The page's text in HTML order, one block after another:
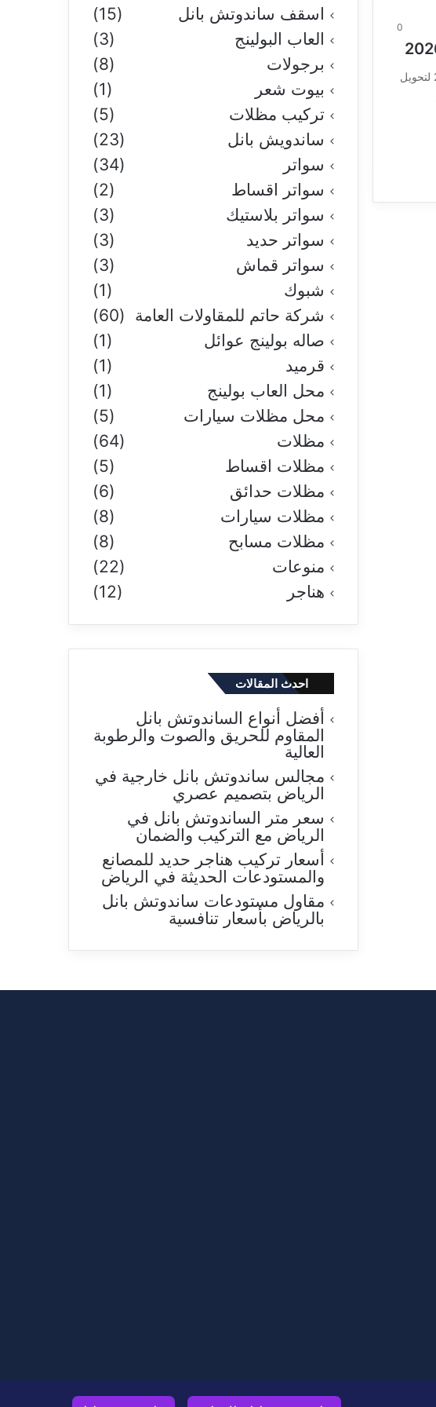
0
تبحث عن افضل شركة مقاولات في الرياض 2026 لتحويل
اسقف ساندوتش بانل
(15)
العاب البولينج
(3)
برجولات
(8)
بيوت شعر
(1)
تركيب مظلات
(5)
ساندويش بانل
(23)
سواتر
(34)
سواتر اقساط
(2)
سواتر بلاستيك
(3)
سواتر حديد
(3)
سواتر قماش
(3)
شبوك
(1)
شركة حاتم للمقاولات العامة (60)
صاله بولينج عوائل
(1)
قرميد
(1)
محل العاب بولينج
(1)
محل مظلات سيارات
(5)
مظلات
(64)
مظلات اقساط
(5)
مظلات حدائق
(6)
مظلات سيارات
(8)
مظلات مسابح
(8)
منوعات
(22)
هناجر
(12)
احدث المقالات
أفضل أنواع الساندوتش بانل
المقاوم للحريق والصوت والرطوبة
العالية
مجالس ساندوتش بانل خارجية في
الرياض بتصميم عصري
سعر متر الساندوتش بانل في
الرياض مع التركيب والضمان
أسعار تركيب هناجر حديد للمصانع
والمستودعات الحديثة في الرياض
مقاول مستودعات ساندوتش بانل
بالرياض بأسعار تنافسية